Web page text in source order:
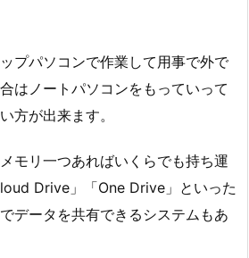
プパソコンで作業して用事で外で
はノートパソコンをもっていって
方が出来ます。
モリ一つあればいくらでも持ち運
Drive」「One Drive」といった
データを共有できるシステムもあ